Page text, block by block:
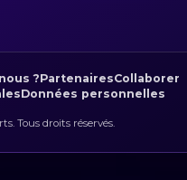
?PartenairesCollaborer
Données personnelles
Tous droits réservés.